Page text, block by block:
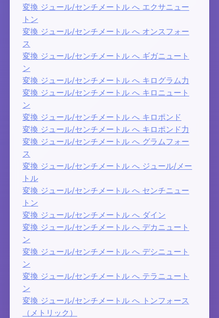
変換 ジュール/センチメートル へ エクサニュー
トン
変換 ジュール/センチメートル へ オンスフォー
ス
変換 ジュール/センチメートル へ ギガニュート
ン
変換 ジュール/センチメートル へ キログラム力
変換 ジュール/センチメートル へ キロニュート
ン
変換 ジュール/センチメートル へ キロポンド
変換 ジュール/センチメートル へ キロポンド力
変換 ジュール/センチメートル へ グラムフォー
ス
変換 ジュール/センチメートル へ ジュール/メー
トル
変換 ジュール/センチメートル へ センチニュー
トン
変換 ジュール/センチメートル へ ダイン
変換 ジュール/センチメートル へ デカニュート
ン
変換 ジュール/センチメートル へ デシニュート
ン
変換 ジュール/センチメートル へ テラニュート
ン
変換 ジュール/センチメートル へ トンフォース
（メトリック）